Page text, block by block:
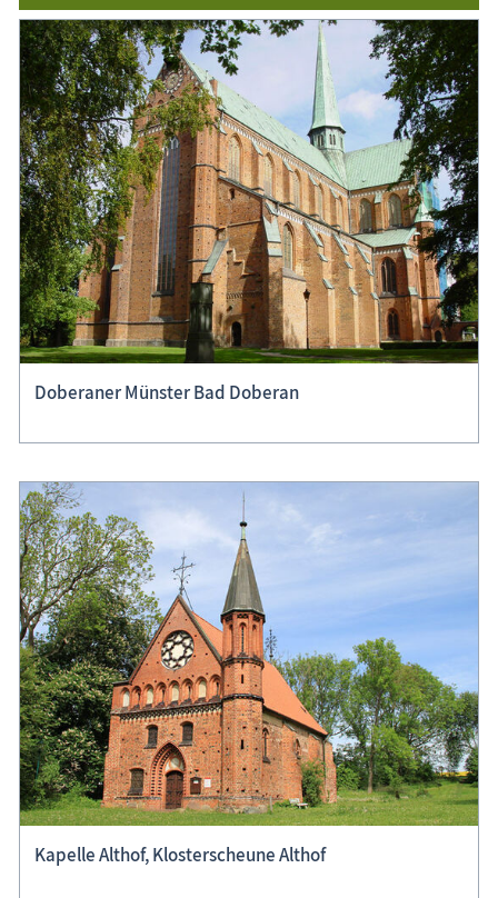
Doberaner Münster Bad Doberan
Kapelle Althof, Klosterscheune Althof